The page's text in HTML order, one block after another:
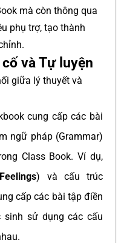
mà còn thông qua
phụ trợ, tạo thành
và Tự luyện
giữa lý thuyết và
cung cấp các bài
ngữ pháp (Grammar)
Class Book. Ví dụ,
Feelings) và cấu trúc
cấp các bài tập điền
sử dụng các cấu